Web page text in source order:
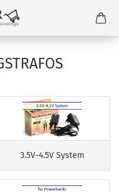
3.5V-4.5V System